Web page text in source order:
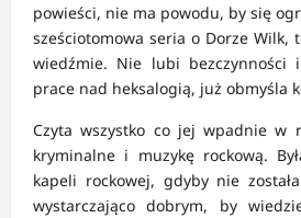
powieści, nie ma powodu, by się
sześciotomowa seria o Dorze Wilk,
wiedźmie. Nie lubi bezczynności
prace nad heksalogią, już obmyśla
Czyta wszystko co jej wpadnie w
kryminalne i muzykę rockową.
kapeli rockowej, gdyby nie
wystarczająco dobrym, by